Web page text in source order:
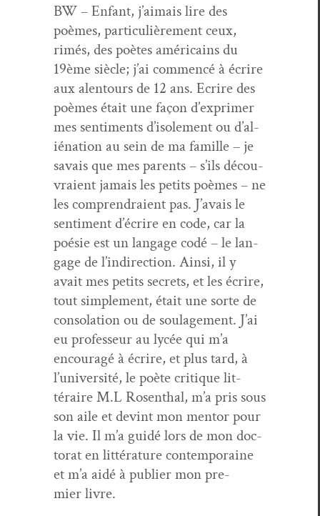
BW – Enfant, j’aimais lire des
poèmes, par­ti­c­ulière­ment ceux,
rimés, des poètes améri­cains du
19ème siè­cle; j’ai com­mencé à écrire
aux alen­tours de 12 ans. Ecrire des
poèmes était une façon d’ex­primer
mes sen­ti­ments d’isole­ment ou d’al­
ié­na­tion au sein de ma famille – je
savais que mes par­ents – s’ils décou­
vraient jamais les petits poèmes – ne
les com­prendraient pas. J’avais le
sen­ti­ment d’écrire en code, car la
poésie est un lan­gage codé – le lan­
gage de l’indi­rec­tion. Ain­si, il y
avait mes petits secrets, et les écrire,
tout sim­ple­ment, était une sorte de
con­so­la­tion ou de soulage­ment. J’ai
eu pro­fesseur au lycée qui m’a
encour­agé à écrire, et plus tard, à
l’u­ni­ver­sité, le poète cri­tique lit­
téraire M.L Rosen­thal, m’a pris sous
son aile et devint mon men­tor pour
la vie. Il m’a guidé lors de mon doc­
tor­at en lit­téra­ture con­tem­po­raine
et m’a aidé à pub­li­er mon pre­
mier livre.